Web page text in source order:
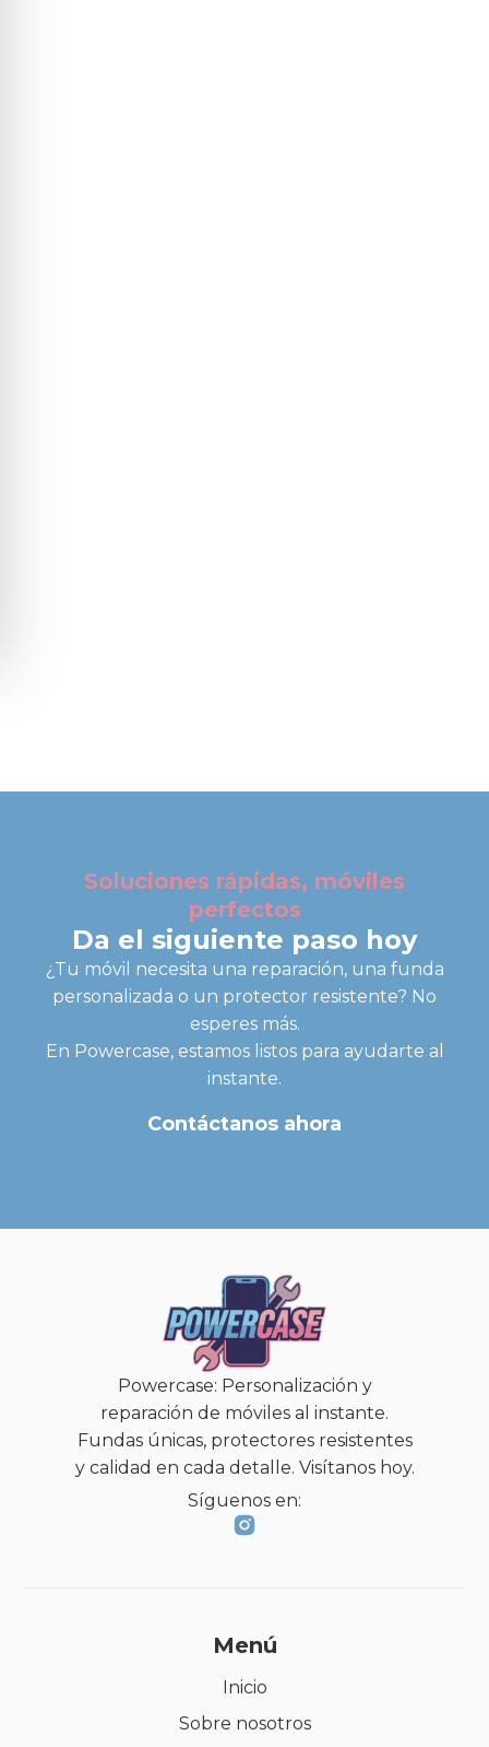
Soluciones rápidas, móviles
perfectos
Da el siguiente paso hoy
¿Tu móvil necesita una reparación, una funda
personalizada o un protector resistente? No
esperes más.
En Powercase, estamos listos para ayudarte al
instante.
Contáctanos ahora
Powercase: Personalización y
reparación de móviles al instante.
Fundas únicas, protectores resistentes
y calidad en cada detalle. Visítanos hoy.
Síguenos en:
Menú
Inicio
Sobre nosotros